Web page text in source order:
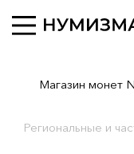
Магазин монет
Региональные и